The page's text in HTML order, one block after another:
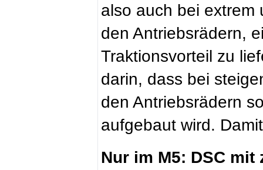
also auch bei extrem
den Antriebsrädern,
Traktionsvorteil zu
darin, dass bei
den Antriebsrädern
aufgebaut wird.
Nur im M5: DSC mit